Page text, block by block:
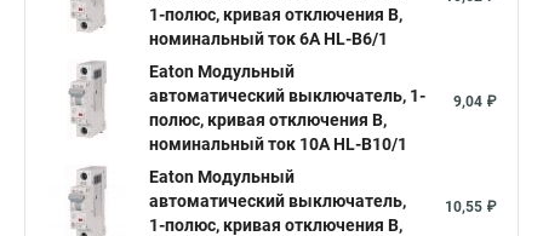
1-полюс, кривая отключения B,
номинальный ток 6А HL-B6/1
Eaton Модульный
автоматический выключатель, 1-
полюс, кривая отключения B,
номинальный ток 10А HL-B10/1
9,04 ₽
Eaton Модульный
автоматический выключатель,
1-полюс, кривая отключения B,
10,55 ₽